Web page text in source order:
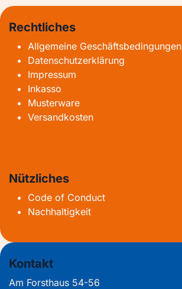
Rechtliches
Allgemeine Geschäftsbedingungen
Datenschutzerklärung
Impressum
Inkasso
Musterware
Versandkosten
Nützliches
Code of Conduct
Nachhaltigkeit
Kontakt
Am Forsthaus 54-56